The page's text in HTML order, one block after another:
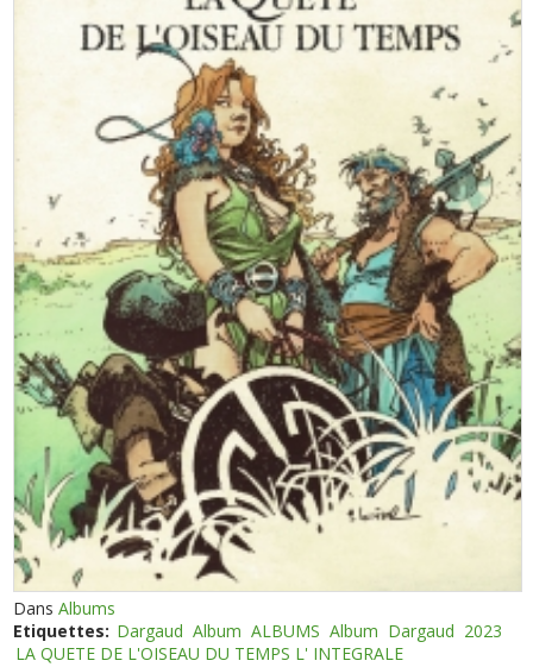
DansAlbums
Etiquettes: Dargaud Album ALBUMS Album Dargaud 2023
LA QUETE DE L'OISEAU DU TEMPS L' INTEGRALE